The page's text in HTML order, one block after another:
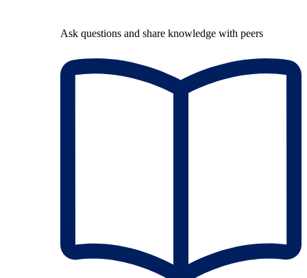
Ask questions and share knowledge with peers